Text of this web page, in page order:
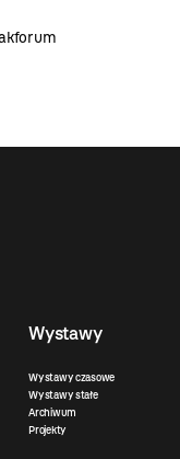
Wystawy
Wystawy czasowe
Wystawy stałe
Archiwum
Projekty